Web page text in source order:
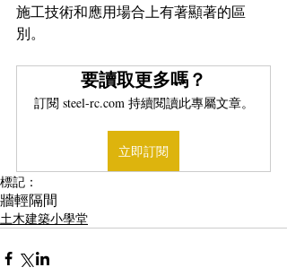
施工技術和應用場合上有著顯著的區
別。
要讀取更多嗎？
訂閱 steel-rc.com 持續閱讀此專屬文章。
立即訂閱
標記：
牆輕隔間
土木建築小學堂